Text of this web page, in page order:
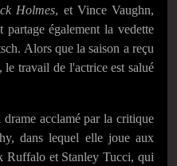
Holmes, et Vince Vaughn,
partage également la vedette
Alors que la saison a reçu
travail de l'actrice est salué
acclamé par la critique
dans lequel elle joue aux
Ruffalo et Stanley Tucci, qui